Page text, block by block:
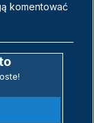
komentować